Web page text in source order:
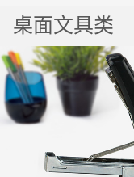
桌面文具类